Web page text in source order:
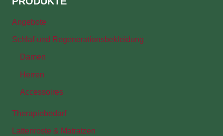
Angebote
Schlaf-und Regenerationsbekleidung
Damen
Herren
Accessoires
Therapiebedarf
Lattenroste & Matratzen